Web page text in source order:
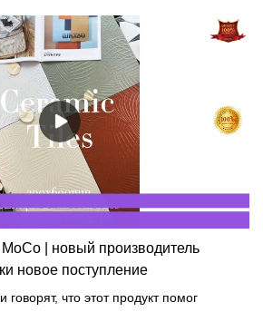
| новый производитель
новое поступление
говорят, что этот продукт помог